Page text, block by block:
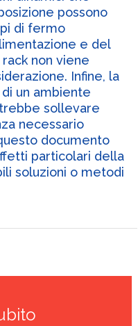
possono
di fermo
e del
non viene
Infine, la
un ambiente
sollevare
necessario
documento
particolari della
soluzioni o metodi